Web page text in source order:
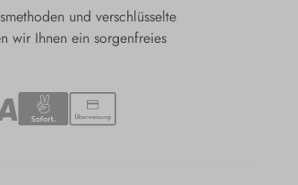
und verschlüsselte
wir Ihnen ein sorgenfreies